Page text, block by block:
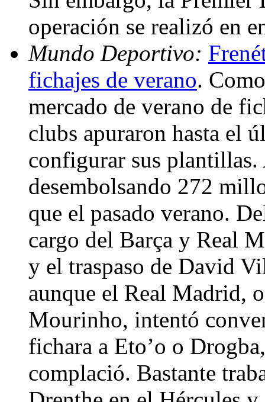
operación se realizó en
Mundo Deportivo:
fichajes de verano.
mercado de verano de
clubs apuraron hasta el
configurar sus
desembolsando 272
que el pasado verano.
cargo del Barça y Real
y el traspaso de David
aunque el Real Madrid,
Mourinho, intentó
fichara a Eto’o o
complació. Bastante